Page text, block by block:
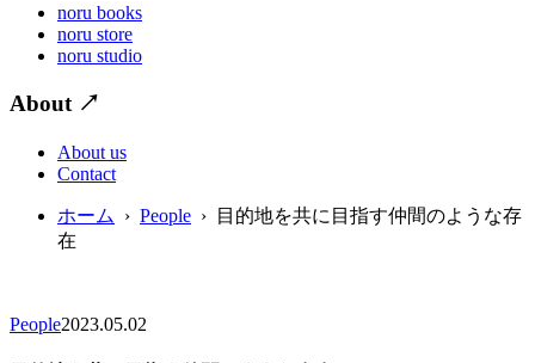
noru books
noru store
noru studio
About ↗
About us
Contact
ホーム › People › 目的地を共に目指す仲間のような存
在
People2023.05.02